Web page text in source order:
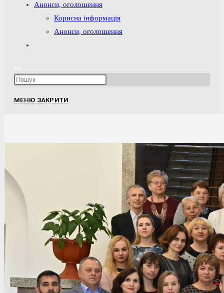
Анонси, оголошення
Корисна інформація
Анонси, оголошення
веб-
сайті
search
panel.
МЕНЮ ЗАКРИТИ